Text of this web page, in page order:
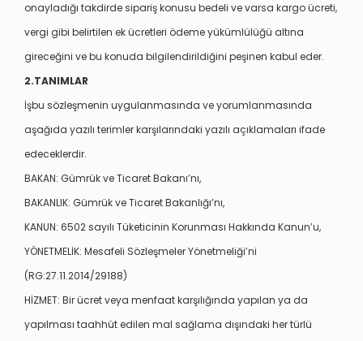
onayladığı takdirde sipariş konusu bedeli ve varsa kargo ücreti,
vergi gibi belirtilen ek ücretleri ödeme yükümlülüğü altına
gireceğini ve bu konuda bilgilendirildiğini peşinen kabul eder.
2.TANIMLAR
İşbu sözleşmenin uygulanmasında ve yorumlanmasında
aşağıda yazılı terimler karşılarındaki yazılı açıklamaları ifade
edeceklerdir.
BAKAN: Gümrük ve Ticaret Bakanı’nı,
BAKANLIK: Gümrük ve Ticaret Bakanlığı’nı,
KANUN: 6502 sayılı Tüketicinin Korunması Hakkında Kanun’u,
YÖNETMELİK: Mesafeli Sözleşmeler Yönetmeliği’ni
(RG:27.11.2014/29188)
HİZMET: Bir ücret veya menfaat karşılığında yapılan ya da
yapılması taahhüt edilen mal sağlama dışındaki her türlü